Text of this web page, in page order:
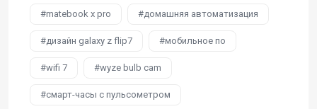
matebook x pro домашняя автоматизация
дизайн galaxy z flip7 мобильное по
wifi 7 wyze bulb cam
смарт-часы с пульсометром